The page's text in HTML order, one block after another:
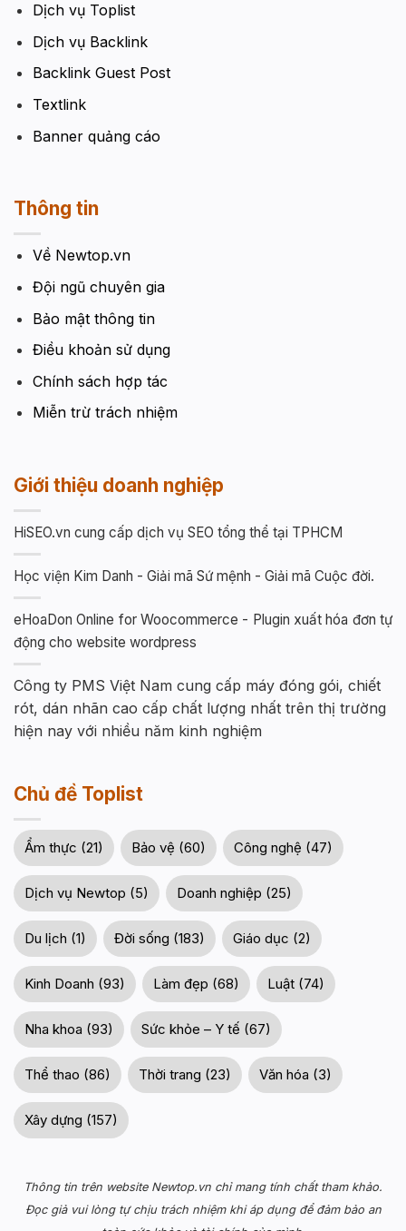
Dịch vụ Toplist
Dịch vụ Backlink
Backlink Guest Post
Textlink
Banner quảng cáo
Thông tin
Về Newtop.vn
Đội ngũ chuyên gia
Bảo mật thông tin
Điều khoản sử dụng
Chính sách hợp tác
Miễn trừ trách nhiệm
Giới thiệu doanh nghiệp
HiSEO.vn cung cấp dịch vụ SEO tổng thể tại TPHCM
Học viện Kim Danh - Giải mã Sứ mệnh - Giải mã Cuộc đời.
eHoaDon Online for Woocommerce - Plugin xuất hóa đơn tự
động cho website wordpress
Công ty PMS Việt Nam cung cấp máy đóng gói, chiết
rót, dán nhãn cao cấp chất lượng nhất trên thị trường
hiện nay với nhiều năm kinh nghiệm
Chủ đề Toplist
Ẩm thực (21) Bảo vệ (60) Công nghệ (47)
Dịch vụ Newtop (5) Doanh nghiệp (25)
Du lịch (1) Đời sống (183) Giáo dục (2)
Kinh Doanh (93) Làm đẹp (68) Luật (74)
Nha khoa (93) Sức khỏe – Y tế (67)
Thể thao (86) Thời trang (23) Văn hóa (3)
Xây dựng (157)
Thông tin trên website Newtop.vn chỉ mang tính chất tham khảo.
Đọc giả vui lòng tự chịu trách nhiệm khi áp dụng để đảm bảo an